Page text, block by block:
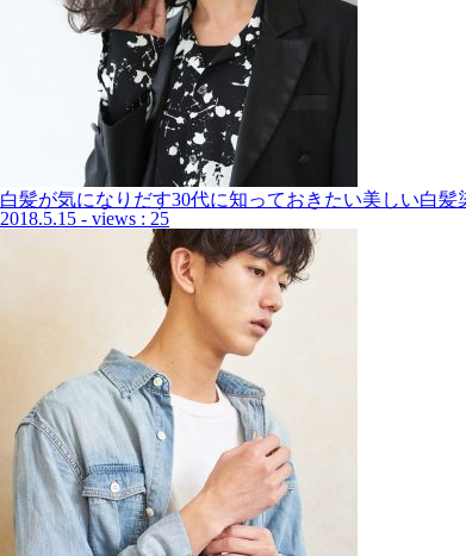
白髪が気になりだす30代に知っておきたい美しい白
2018.5.15 - views : 25